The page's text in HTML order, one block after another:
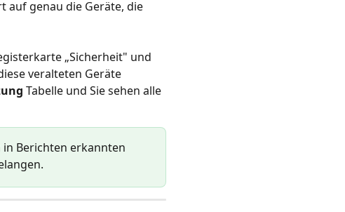
auf genau die Geräte, die
„Sicherheit" und
veralteten Geräte
Tabelle und Sie sehen alle
in Berichten erkannten